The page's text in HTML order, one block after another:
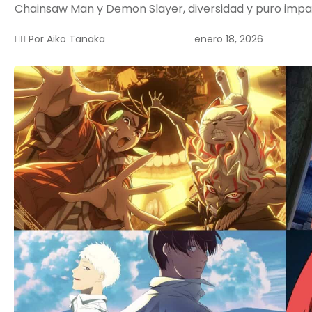
Chainsaw Man y Demon Slayer, diversidad y puro
✍🏻 Por Aiko Tanaka enero 18, 2026